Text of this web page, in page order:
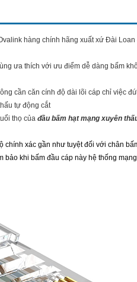
hàng chính hãng xuất xứ Đài
ưa thích với ưu điểm dễ dàng bấm
cần căn cính độ dài lõi cáp chỉ việc
tự động cắt
thọ của đầu bấm hạt mạng xuyên
chính xác gần như tuyệt đối với chân
khi bấm đầu cáp này hệ thống